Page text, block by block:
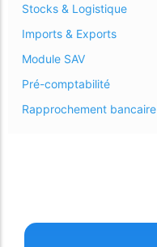
Stocks & Logistique
Imports & Exports
Module SAV
Pré-comptabilité
Rapprochement bancaire